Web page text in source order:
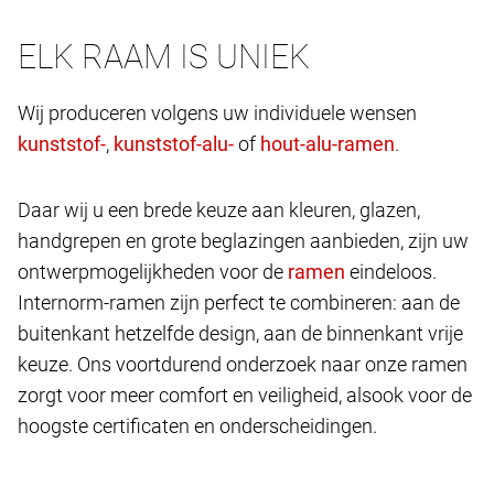
ELK RAAM IS UNIEK
Wij produceren volgens uw individuele wensen
,
of .
Daar wij u een brede keuze aan kleuren, glazen,
handgrepen en grote beglazingen aanbieden, zijn uw
ontwerpmogelijkheden voor de
eindeloos.
Internorm-ramen zijn perfect te combineren: aan de
buitenkant hetzelfde design, aan de binnenkant vrije
keuze. Ons voortdurend onderzoek naar onze ramen
zorgt voor meer comfort en veiligheid, alsook voor de
hoogste certificaten en onderscheidingen.